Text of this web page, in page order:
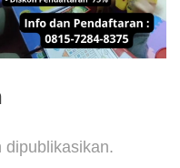
dipublikasikan.